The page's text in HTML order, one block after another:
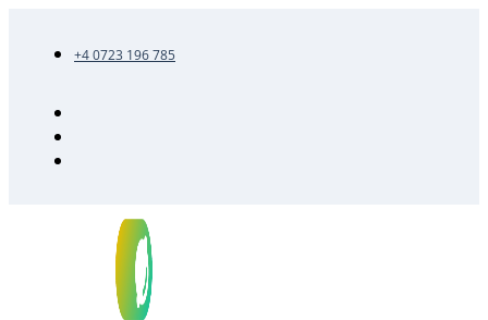
+4 0723 196 785